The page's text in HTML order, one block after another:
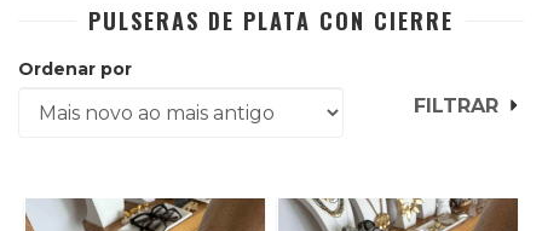
PULSERAS DE PLATA CON CIERRE
Ordenar por
FILTRAR